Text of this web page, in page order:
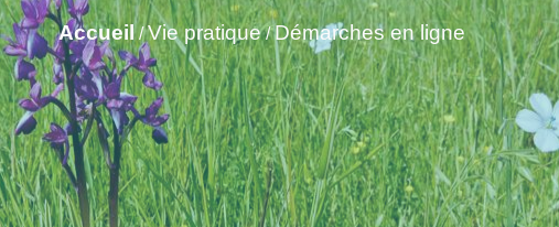
Accueil/Vie pratique/Démarches en ligne